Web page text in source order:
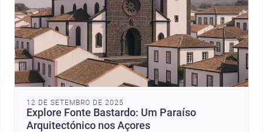
12 DE SETEMBRO DE 2025
Explore Fonte Bastardo: Um Paraíso
Arquitectónico nos Açores